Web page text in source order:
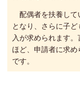
配偶者を扶養して
となり、
さらに子
入が求められます。
ほど、申請者に求め
です。